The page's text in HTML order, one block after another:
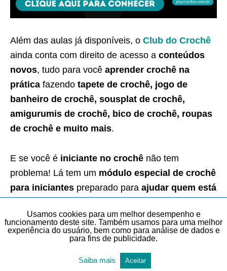
Além das aulas já disponíveis, o Club do Crochê
ainda conta com direito de acesso a conteúdos
novos, tudo para você aprender crochê na
prática fazendo tapete de crochê, jogo de
banheiro de crochê, sousplat de crochê,
amigurumis de crochê, bico de crochê, roupas
de crochê e muito mais.
E se você é iniciante no crochê não tem
problema! Lá tem um módulo especial de crochê
para iniciantes preparado para ajudar quem está
✅ PARTICIPE DO CLUB DO CROCHÊ 👉
Usamos cookies para um melhor desempenho e
funcionamento deste site. Também usamos para uma melhor
experiência do usuário, bem como para análise de dados e
para fins de publicidade.
Saiba mais Aceitar